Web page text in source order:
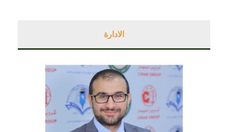
الادارة